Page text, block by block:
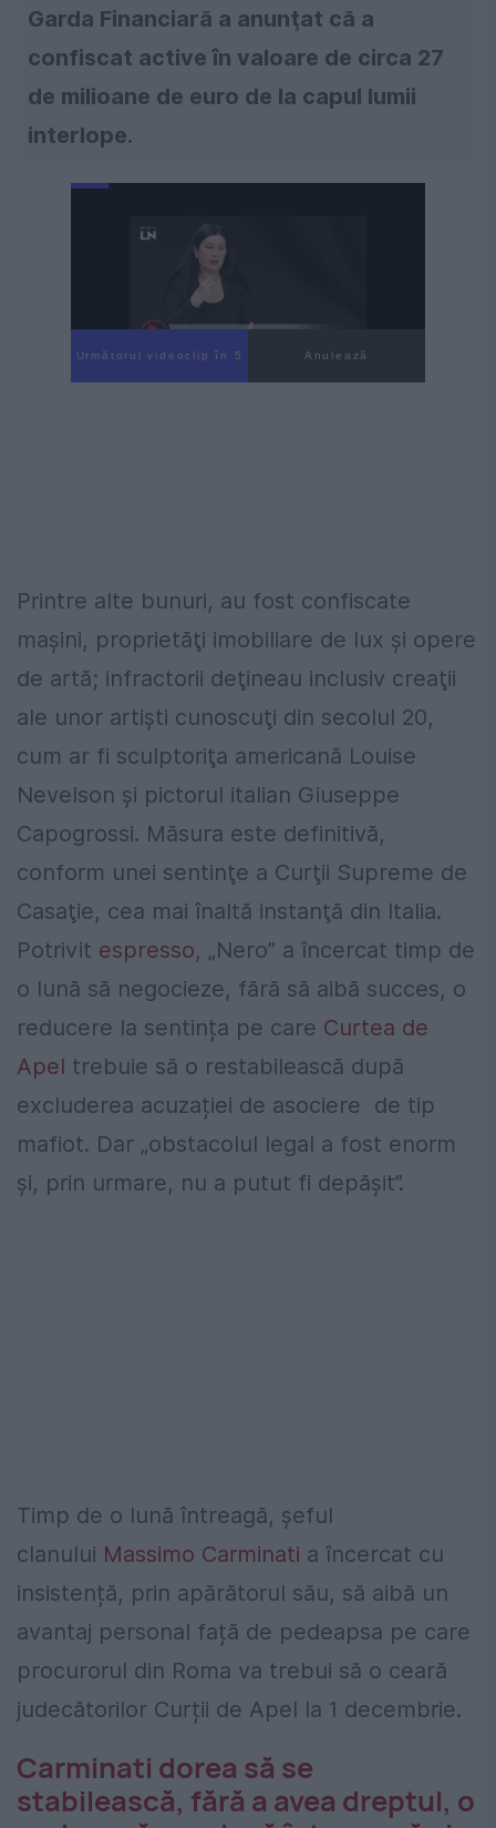
Garda Financiară a anunţat că a
confiscat active în valoare de circa 27
de milioane de euro de la capul lumii
interlope.
Următorul videoclip în 4 Anulează
Printre alte bunuri, au fost confiscate
maşini, proprietăţi imobiliare de lux şi opere
de artă; infractorii deţineau inclusiv creaţii
ale unor artişti cunoscuţi din secolul 20,
cum ar fi sculptoriţa americană Louise
Nevelson şi pictorul italian Giuseppe
Capogrossi. Măsura este definitivă,
conform unei sentinţe a Curţii Supreme de
Casaţie, cea mai înaltă instanţă din Italia.
Potrivit espresso, „Nero” a încercat timp de
o lună să negocieze, fără să aibă succes, o
reducere la sentința pe care Curtea de
Apel trebuie să o restabilească după
excluderea acuzației de asociere de tip
mafiot. Dar „obstacolul legal a fost enorm
și, prin urmare, nu a putut fi depășit”.
Timp de o lună întreagă, șeful
clanului Massimo Carminati a încercat cu
insistență, prin apărătorul său, să aibă un
avantaj personal față de pedeapsa pe care
procurorul din Roma va trebui să o ceară
judecătorilor Curții de Apel la 1 decembrie.
Carminati dorea să se
stabilească, fără a avea dreptul, o